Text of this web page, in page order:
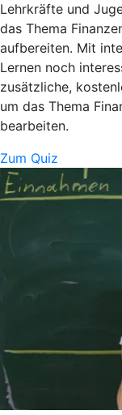
Lehrkräfte und
das Thema
aufbereiten. Mit
Lernen noch
zusätzliche,
um das Thema
bearbeiten.
Zum Quiz